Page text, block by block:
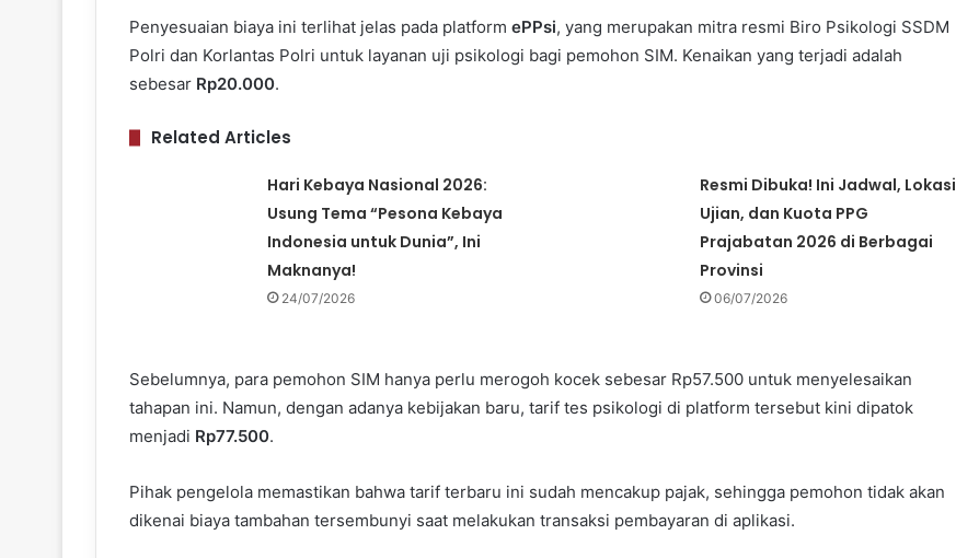
Penyesuaian biaya ini terlihat jelas pada platform ePPsi, yang merupakan mitra resmi Biro Psikologi SSDM
Polri dan Korlantas Polri untuk layanan uji psikologi bagi pemohon SIM. Kenaikan yang terjadi adalah
sebesar Rp20.000.
Related Articles
Hari Kebaya Nasional 2026:
Usung Tema “Pesona Kebaya
Indonesia untuk Dunia”, Ini
Maknanya!
24/07/2026
Resmi Dibuka! Ini Jadwal, Lokasi
Ujian, dan Kuota PPG
Prajabatan 2026 di Berbagai
Provinsi
06/07/2026
Sebelumnya, para pemohon SIM hanya perlu merogoh kocek sebesar Rp57.500 untuk menyelesaikan
tahapan ini. Namun, dengan adanya kebijakan baru, tarif tes psikologi di platform tersebut kini dipatok
menjadi Rp77.500.
Pihak pengelola memastikan bahwa tarif terbaru ini sudah mencakup pajak, sehingga pemohon tidak akan
dikenai biaya tambahan tersembunyi saat melakukan transaksi pembayaran di aplikasi.